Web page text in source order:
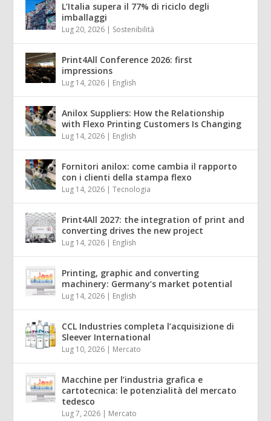
L’Italia supera il 77% di riciclo degli
imballaggi
Lug 20, 2026 | Sostenibilità
Print4All Conference 2026: first
impressions
Lug 14, 2026 | English
Anilox Suppliers: How the Relationship
with Flexo Printing Customers Is Changing
Lug 14, 2026 | English
Fornitori anilox: come cambia il rapporto
con i clienti della stampa flexo
Lug 14, 2026 |Tecnologia
Print4All 2027: the integration of print and
converting drives the new project
Lug 14, 2026 | English
Printing, graphic and converting
machinery: Germany’s market potential
Lug 14, 2026 | English
CCL Industries completa l’acquisizione di
Sleever International
Lug 10, 2026 | Mercato
Macchine per l’industria grafica e
cartotecnica: le potenzialità del mercato
tedesco
Lug 7, 2026 | Mercato